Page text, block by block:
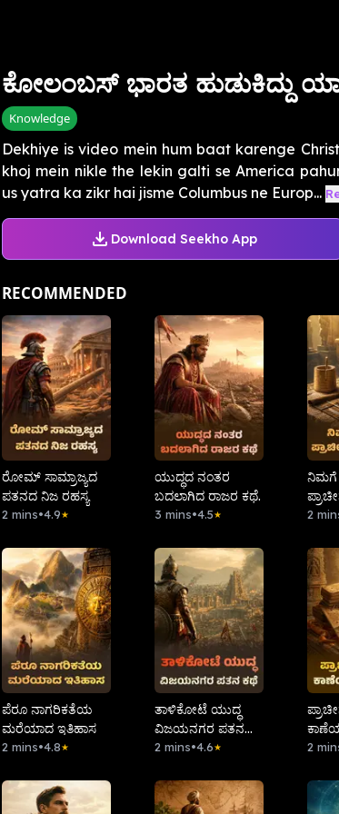
ಕೋಲಂಬಸ್ ಭಾರತ ಹುಡುಕಿದ್ದು
Knowledge
Dekhiye is video mein hum baat karenge
khoj mein nikle the lekin galti se America
us yatra ka zikr hai jisme Columbus ne Europ...
Download Seekho App
RECOMMENDED
ರೋಮ್ ಸಾಮ್ರಾಜ್ಯದ
ಪತನದ ನಿಜ ರಹಸ್ಯ
2 mins•4.9★
ಯುದ್ಧದ ನಂತರ
ಬದಲಾಗಿದ ರಾಜರ ಕಥೆ.
3 mins•4.5★
ನಿಮಗೆ
2
ಪೆರೂ ನಾಗರಿಕತೆಯ
ಮರೆಯಾದ ಇತಿಹಾಸ
2 mins•4.8★
ತಾಳಿಕೋಟೆ ಯುದ್ಧ
ವಿಜಯನಗರ ಪತನ
ಕಥೆ
2 mins•4.6★ 2